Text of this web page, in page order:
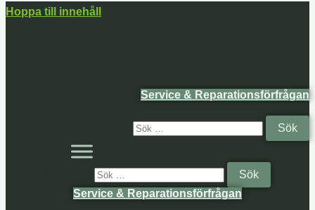
Hoppa till innehåll
Service & Reparationsförfrågan
Service & Reparationsförfrågan